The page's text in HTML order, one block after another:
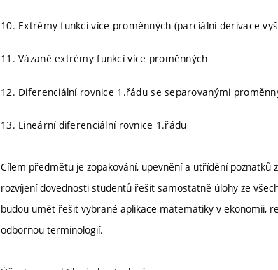
10. Extrémy funkcí více proměnných (parciální derivace
11. Vázané extrémy funkcí více proměnných
12. Diferenciální rovnice 1.řádu se separovanými
13. Lineární diferenciální rovnice 1.řádu
Cílem předmětu je zopakování, upevnění a utřídění
rozvíjení dovednosti studentů řešit samostatně úlohy ze
budou umět řešit vybrané aplikace matematiky v ekonomii,
odbornou terminologií.